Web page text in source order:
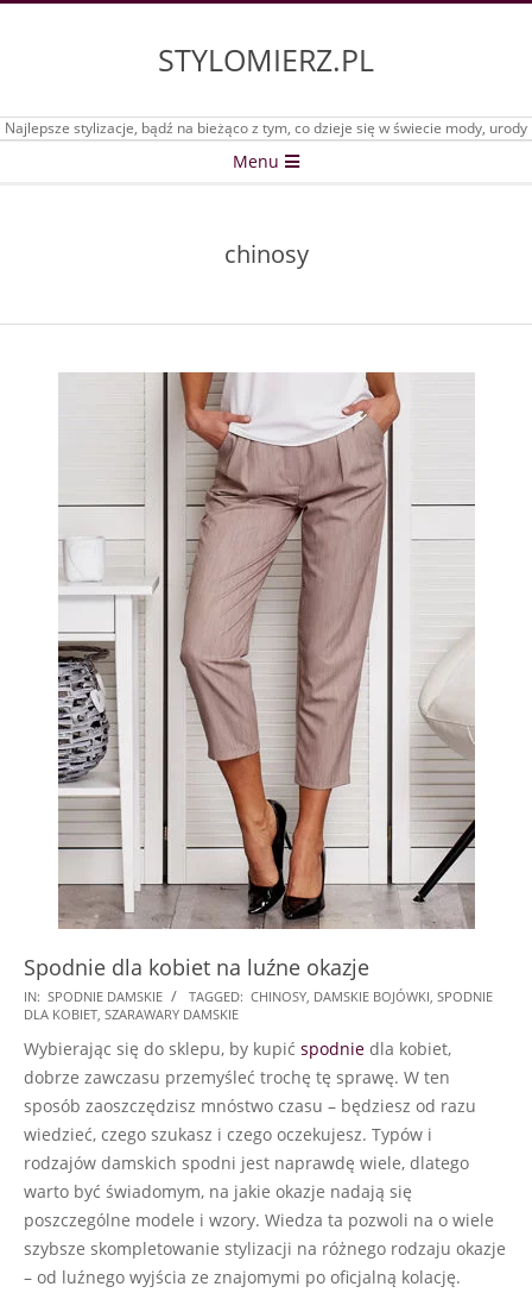
STYLOMIERZ.PL
Najlepsze stylizacje, bądź na bieżąco z tym, co dzieje się w świecie mody, urody
Menu
chinosy
Spodnie dla kobiet na luźne okazje
2024-
09-
29
IN: SPODNIE DAMSKIE TAGGED: CHINOSY, DAMSKIE BOJÓWKI, SPODNIE
DLA KOBIET, SZARAWARY DAMSKIE
Wybierając się do sklepu, by kupić spodnie dla kobiet,
dobrze zawczasu przemyśleć trochę tę sprawę. W ten
sposób zaoszczędzisz mnóstwo czasu – będziesz od razu
wiedzieć, czego szukasz i czego oczekujesz. Typów i
rodzajów damskich spodni jest naprawdę wiele, dlatego
warto być świadomym, na jakie okazje nadają się
poszczególne modele i wzory. Wiedza ta pozwoli na o wiele
szybsze skompletowanie stylizacji na różnego rodzaju okazje
– od luźnego wyjścia ze znajomymi po oficjalną kolację.